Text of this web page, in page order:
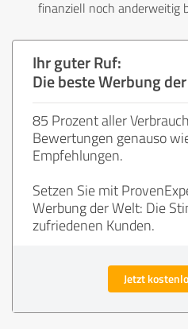
finanziell noch anderweitig
Ihr guter Ruf:
Die beste Werbung
85 Prozent aller
Bewertungen genauso
Empfehlungen.
Setzen Sie mit
Werbung der Welt: Die
zufriedenen Kunden.
Jetzt